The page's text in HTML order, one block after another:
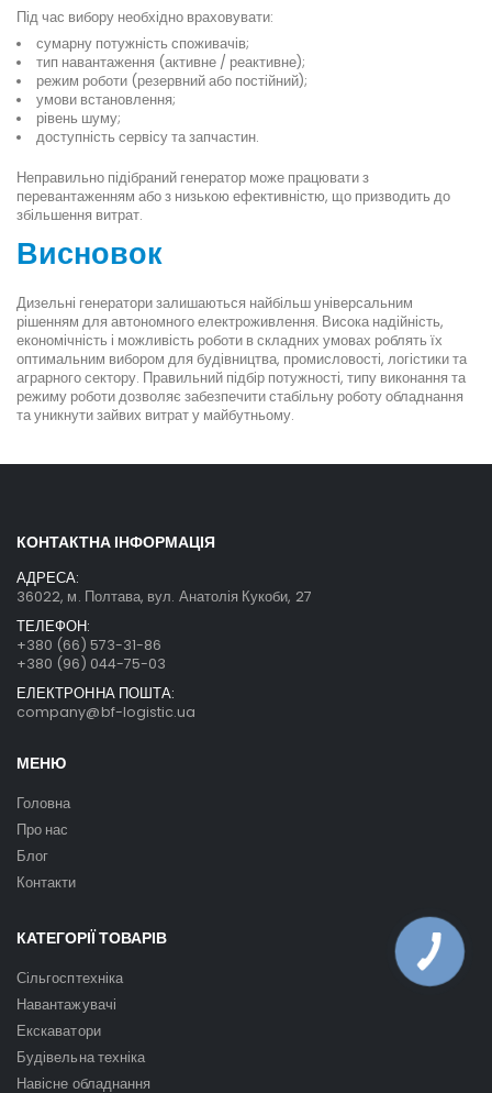
Під час вибору необхідно враховувати:
сумарну потужність споживачів;
тип навантаження (активне / реактивне);
режим роботи (резервний або постійний);
умови встановлення;
рівень шуму;
доступність сервісу та запчастин.
Неправильно підібраний генератор може працювати з
перевантаженням або з низькою ефективністю, що призводить до
збільшення витрат.
Висновок
Дизельні генератори залишаються найбільш універсальним
рішенням для автономного електроживлення. Висока надійність,
економічність і можливість роботи в складних умовах роблять їх
оптимальним вибором для будівництва, промисловості, логістики та
аграрного сектору. Правильний підбір потужності, типу виконання та
режиму роботи дозволяє забезпечити стабільну роботу обладнання
та уникнути зайвих витрат у майбутньому.
КОНТАКТНА ІНФОРМАЦІЯ
АДРЕСА:
36022, м. Полтава, вул. Анатолія Кукоби, 27
ТЕЛЕФОН:
+380 (66) 573-31-86
+380 (96) 044-75-03
ЕЛЕКТРОННА ПОШТА:
company@bf-logistic.ua
МЕНЮ
Головна
Про нас
Блог
Контакти
КАТЕГОРІЇ ТОВАРІВ
Сільгосптехніка
Навантажувачі
Екскаватори
Будівельна техніка
Навісне обладнання